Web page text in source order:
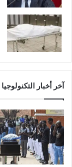
آخر أخبار التكنولوجيا